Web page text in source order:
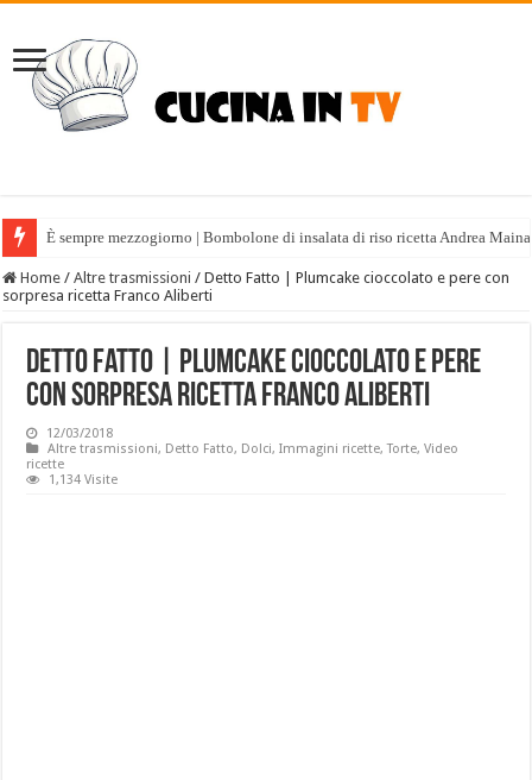
È sempre mezzogiorno | Bombolone di insalata di riso ricetta Andrea
Home / Altre trasmissioni / Detto Fatto | Plumcake cioccolato e pere con
sorpresa ricetta Franco Aliberti
Detto Fatto | Plumcake cioccolato e pere
con sorpresa ricetta Franco Aliberti
12/03/2018
Altre trasmissioni, Detto Fatto, Dolci,Immagini ricette,Torte,Video
ricette
1,134 Visite